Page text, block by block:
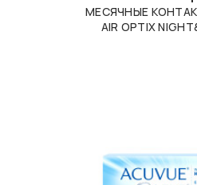
МЕСЯЧНЫЕ
AIR OPTIX